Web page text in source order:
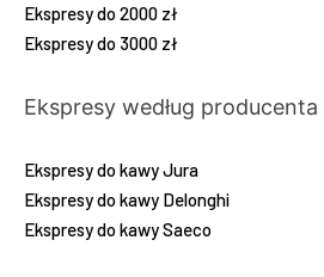
Ekspresy do 2000 zł
Ekspresy do 3000 zł
Ekspresy według producenta
Ekspresy do kawy Jura
Ekspresy do kawy Delonghi
Ekspresy do kawy Saeco